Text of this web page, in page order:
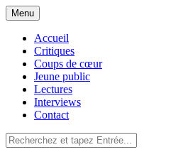
Aller
au
contenu
Menu
Accueil
Critiques
Coups de cœur
Jeune public
Lectures
Interviews
Contact